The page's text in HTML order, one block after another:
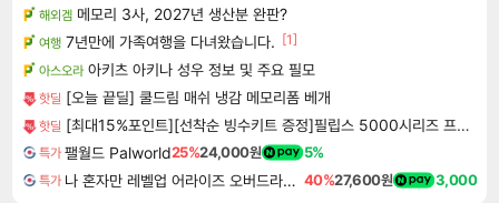
해외겜 메모리 3사, 2027년 생산분 완판?
여행 7년만에 가족여행을 다녀왔습니다. [1]
아스오라 아키츠 아키나 성우 정보 및 주요 필모
핫딜 [오늘 끝딜] 쿨드림 매쉬 냉감 메모리폼 베개
핫딜 [최대15%포인트][선착순 빙수키트 증정]필립스 5000시리즈 프로파워 블렌더 얼음스무디 트라이탄 믹서기 HR2764/00
특가 팰월드 Palworld25%24,000원 5%
특가 나 혼자만 레벨업 어라이즈 오버드라이브 Solo Leveling Arise 40%27,600원 3,000